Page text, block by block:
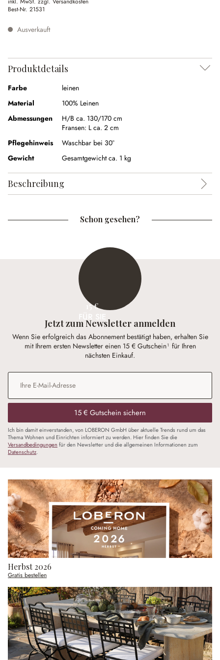
Best-Nr. 21531
Ausverkauft
Produktdetails
Farbe
leinen
Material
100% Leinen
Abmessungen
H/B ca. 130/170 cm
Fransen: L ca. 2 cm
Pflegehinweis
Waschbar bei 30°
Gewicht
Gesamtgewicht ca. 1 kg
Beschreibung
Schon gesehen?
15 €
Jetzt zum Newsletter anmelden
Wenn Sie erfolgreich das Abonnement bestätigt haben, erhalten Sie
mit Ihrem ersten Newsletter einen 15 € Gutschein¹ für Ihren
nächsten Einkauf.
E-Mail-Adresse
15 € Gutschein sichern
Ich bin damit einverstanden, von LOBERON GmbH über aktuelle Trends rund um das
Thema Wohnen und Einrichten informiert zu werden. Hier finden Sie die
Versandbedingungen für den Newsletter und die allgemeinen Informationen zum
Datenschutz.
Herbst 2026
Gratis bestellen